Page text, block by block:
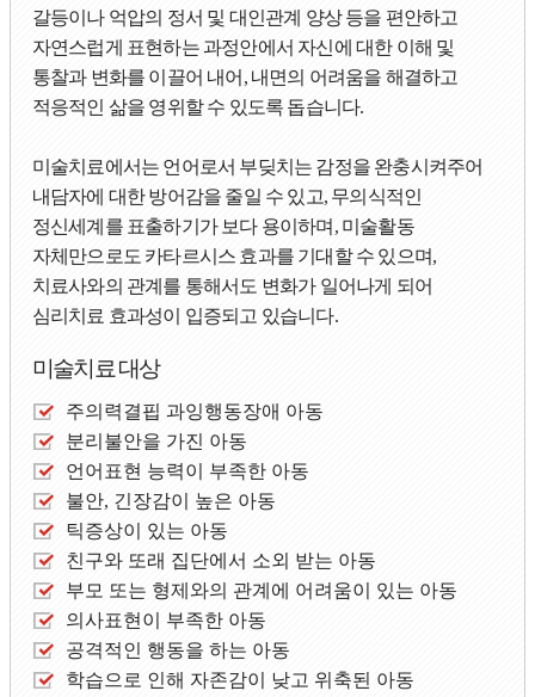
갈등이나 억압의 정서 및 대인관계 양상 등을 편안하고
자연스럽게 표현하는 과정안에서 자신에 대한 이해 및
통찰과 변화를 이끌어 내어, 내면의 어려움을 해결하고
적응적인 삶을 영위할 수 있도록 돕습니다.
미술치료에서는 언어로서 부딪치는 감정을 완충시켜주어
내담자에 대한 방어감을 줄일 수 있고, 무의식적인
정신세계를 표출하기가 보다 용이하며, 미술활동
자체만으로도 카타르시스 효과를 기대할 수 있으며,
치료사와의 관계를 통해서도 변화가 일어나게 되어
심리치료 효과성이 입증되고 있습니다.
미술치료 대상
주의력결핍 과잉행동장애 아동
분리불안을 가진 아동
언어표현 능력이 부족한 아동
불안, 긴장감이 높은 아동
틱증상이 있는 아동
친구와 또래 집단에서 소외 받는 아동
부모 또는 형제와의 관계에 어려움이 있는 아동
의사표현이 부족한 아동
공격적인 행동을 하는 아동
학습으로 인해 자존감이 낮고 위축된 아동